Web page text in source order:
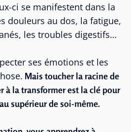
ci se manifestent dans la
douleurs au dos, la fatigue,
les troubles digestifs…
ses émotions et les
Mais toucher la racine de
à la transformer est la clé pour
supérieur de soi-même.